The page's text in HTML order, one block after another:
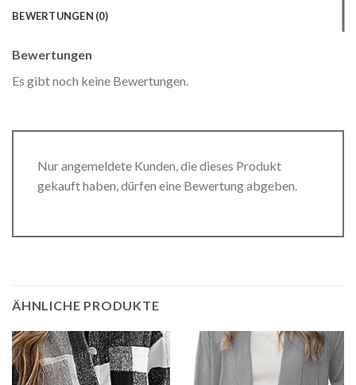
BEWERTUNGEN (0)
Bewertungen
Es gibt noch keine Bewertungen.
Nur angemeldete Kunden, die dieses Produkt
gekauft haben, dürfen eine Bewertung abgeben.
ÄHNLICHE PRODUKTE